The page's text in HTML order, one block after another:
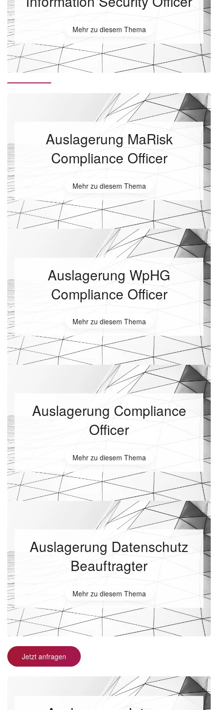
Mehr zu diesem Thema
Auslagerung MaRisk
Compliance Officer
Mehr zu diesem Thema
Auslagerung WpHG
Compliance Officer
Mehr zu diesem Thema
Auslagerung Compliance
Officer
Mehr zu diesem Thema
Auslagerung Datenschutz
Beauftragter
Mehr zu diesem Thema
Jetzt anfragen